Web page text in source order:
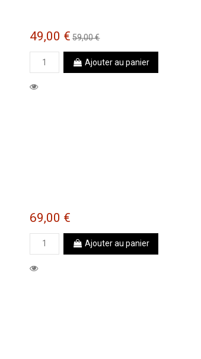
49,00 € 59,00 €
Ajouter au panier
69,00 €
Ajouter au panier